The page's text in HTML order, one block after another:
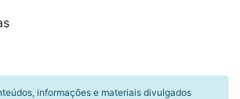
informações e materiais divulgados